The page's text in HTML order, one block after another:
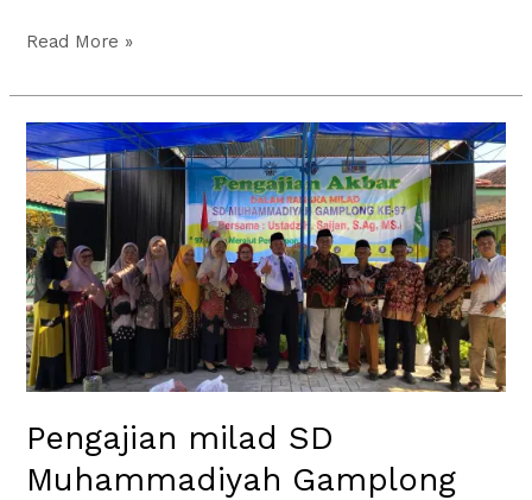
Read More »
Pengajian milad SD
Muhammadiyah Gamplong
Pengajian
milad
SD
Muhammadiyah
Gamplong
ke-
97
–
97
Tahun
Peradaban”